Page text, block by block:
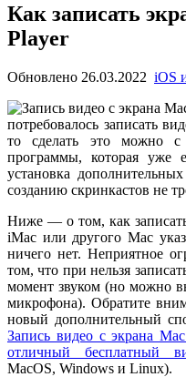
Как записать
Player
Обновлено 26.03.2022 iOS
потребовалось записать
то сделать это можно
программы, которая уже
установка
созданию скринкастов не
Ниже — о том, как
iMac или другого Mac
ничего нет. Неприятное
том, что при нельзя
момент звуком (но можно
микрофона). Обратите
новый дополнительный
Запись видео с экрана
отличный бесплатный
MacOS, Windows и Linux).